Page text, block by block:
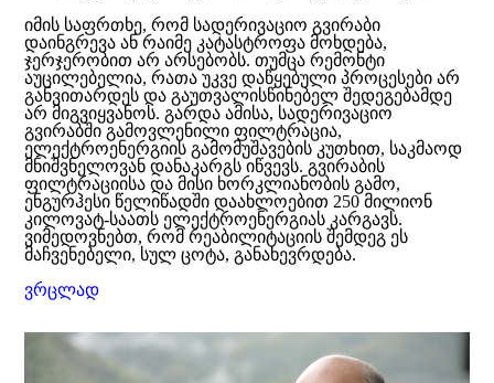
იმის საფრთხე, რომ სადერივაციო გვირაბი
დაინგრევა ან რაიმე კატასტროფა მოხდება,
ჯერჯერობით არ არსებობს. თუმცა რემონტი
აუცილებელია, რათა უკვე დაწყებული პროცესები არ
განვითარდეს და გაუთვალისწინებელ შედეგებამდე
არ მიგვიყვანოს. გარდა ამისა, სადერივაციო
გვირაბში გამოვლენილი ფილტრაცია,
ელექტროენერგიის გამომუშავების კუთხით, საკმაოდ
მნიშვნელოვან დანაკარგს იწვევს. გვირაბის
ფილტრაციისა და მისი ხორკლიანობის გამო,
ენგურჰესი წელიწადში დაახლოებით 250 მილიონ
კილოვატ-საათს ელექტროენერგიას კარგავს.
ვიმედოვნებთ, რომ რეაბილიტაციის შემდეგ ეს
მაჩვენებელი, სულ ცოტა, განახევრდება.
ვრცლად